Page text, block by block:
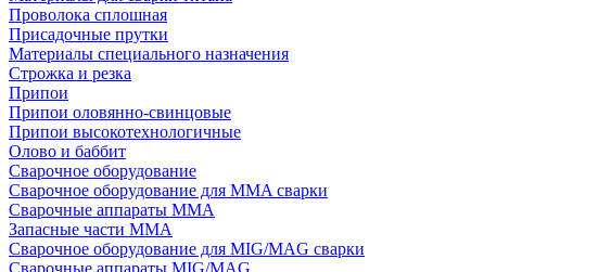
Проволока сплошная
Присадочные прутки
Материалы специального назначения
Строжка и резка
Припои
Припои оловянно-свинцовые
Припои высокотехнологичные
Олово и баббит
Сварочное оборудование
Сварочное оборудование для MMA сварки
Сварочные аппараты MMA
Запасные части MMA
Сварочное оборудование для MIG/MAG сварки
Сварочные аппараты MIG/MAG